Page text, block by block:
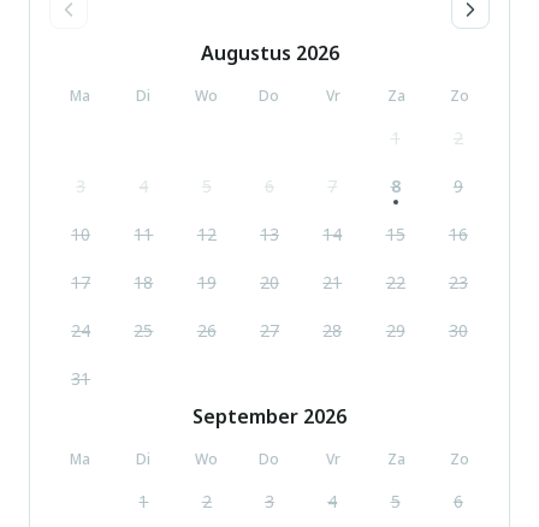
Augustus 2026
Ma Di Wo Do Vr Za Zo
1 2
3 4 5 6 7 8 9
10 11 12 13 14 15 16
17 18 19 20 21 22 23
24 25 26 27 28 29 30
31
September 2026
Ma Di Wo Do Vr Za Zo
1 2 3 4 5 6